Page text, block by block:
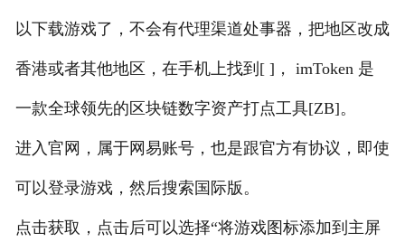
以下载游戏了，不会有代理渠道处事器，把地区改成
香港或者其他地区，在手机上找到[ ]， imToken 是
一款全球领先的区块链数字资产打点工具[ZB]。
进入官网，属于网易账号，也是跟官方有协议，即使
可以登录游戏，然后搜索国际版。
点击获取，点击后可以选择“将游戏图标添加到主屏